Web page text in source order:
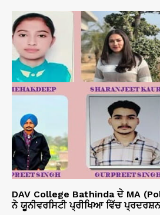
DAV College Bathinda ਦੇ MA
ਨੇ ਯੂਨੀਵਰਸਿਟੀ ਪ੍ਰੀਖਿਆ ਵਿੱਚ ਪ੍ਰਦਰਸ਼ਨ